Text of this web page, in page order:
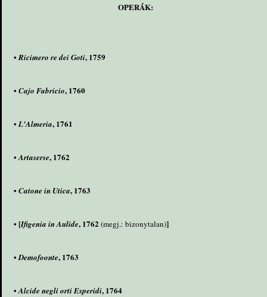
OPERÁK:
•Ricimero re dei Goti, 1759
• Cajo Fabricio, 1760
•L'Almeria, 1761
•Artaserse, 1762
• Catone in Utica, 1763
• [Ifigenia in Aulide, 1762 (megj.: bizonytalan)]
•Demofoonte, 1763
•Alcide negli orti Esperidi, 1764